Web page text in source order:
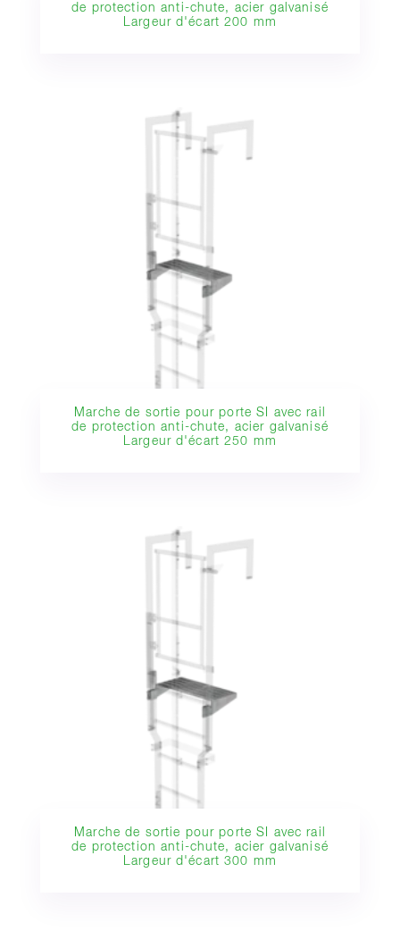
de protection anti-chute, acier galvanisé
Largeur d'écart 200 mm
Marche de sortie pour porte SI avec rail
de protection anti-chute, acier galvanisé
Largeur d'écart 250 mm
Marche de sortie pour porte SI avec rail
de protection anti-chute, acier galvanisé
Largeur d'écart 300 mm